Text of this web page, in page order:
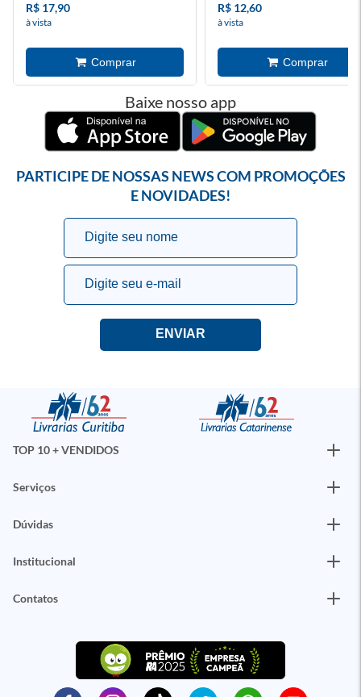
R$ 17,90
à vista
R$ 12,60
à vista
Baixe nosso app
PARTICIPE DE NOSSAS NEWS COM PROMOÇÕES
E NOVIDADES!
TOP 10 + VENDIDOS
Serviços
Dúvidas
Institucional
Contatos